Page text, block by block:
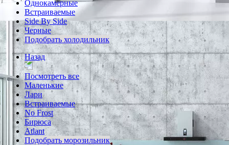
Однокамерные
Встраиваемые
Side By Side
Черные
Подобрать холодильник
Назад
Посмотреть все
Маленькие
Лари
Встраиваемые
No Frost
Бирюса
Atlant
Подобрать морозильник